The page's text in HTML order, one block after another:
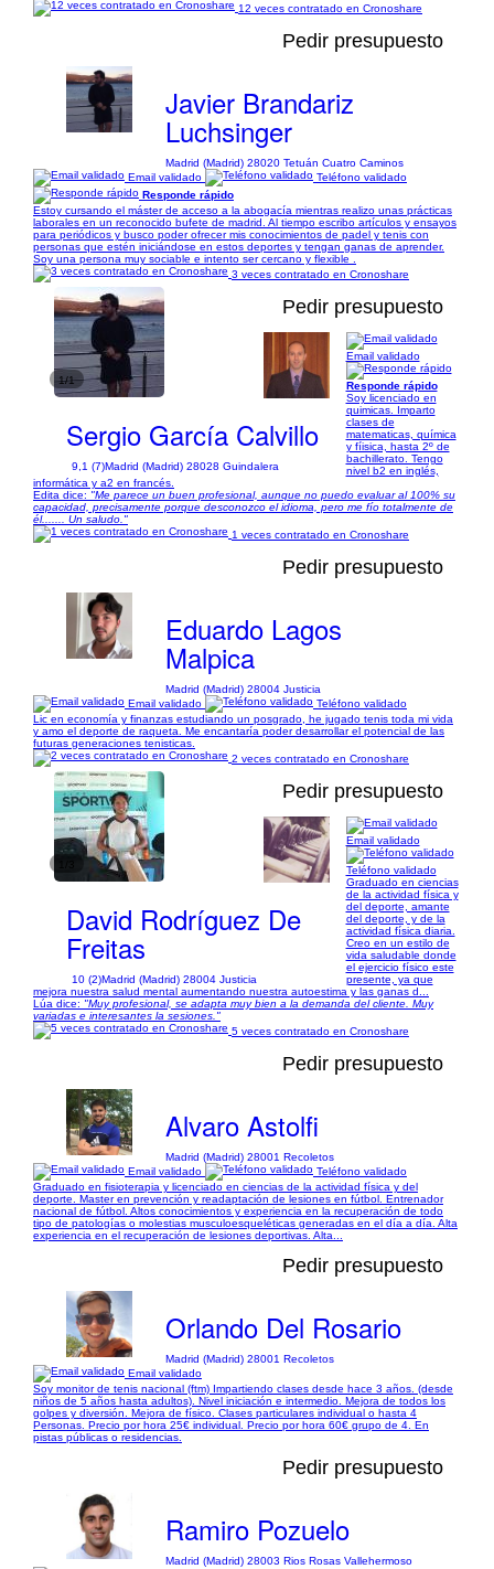
12 veces contratado en Cronoshare
Pedir presupuesto
Javier Brandariz
Luchsinger
Madrid (Madrid) 28020 Tetuán Cuatro Caminos
Email validado
Teléfono validado
Responde rápido
Estoy cursando el máster de acceso a la abogacía mientras realizo unas prácticas
laborales en un reconocido bufete de madrid. Al tiempo escribo artículos y ensayos
para periódicos y busco poder ofrecer mis conocimientos de padel y tenis con
personas que estén iniciándose en estos deportes y tengan ganas de aprender.
Soy una persona muy sociable e intento ser cercano y flexible .
3 veces contratado en Cronoshare
1/1
Pedir presupuesto
Sergio García Calvillo
9,1 (7)Madrid (Madrid) 28028 Guindalera
Email validado
Responde rápido
Soy licenciado en
quimicas. Imparto
clases de
matematicas, química
y fíisica, hasta 2º de
bachillerato. Tengo
nivel b2 en inglés,
informática y a2 en francés.
Edita dice: "Me parece un buen profesional, aunque no puedo evaluar al 100% su
capacidad, precisamente porque desconozco el idioma, pero me fío totalmente de
él....... Un saludo."
1 veces contratado en Cronoshare
Pedir presupuesto
Eduardo Lagos
Malpica
Madrid (Madrid) 28004 Justicia
Email validado
Teléfono validado
Lic en economía y finanzas estudiando un posgrado, he jugado tenis toda mi vida
y amo el deporte de raqueta. Me encantaría poder desarrollar el potencial de las
futuras generaciones tenisticas.
2 veces contratado en Cronoshare
Pedir presupuesto
David Rodríguez De
Freitas
10 (2)Madrid (Madrid) 28004 Justicia
Email validado
Teléfono validado
Graduado en ciencias
de la actividad física y
del deporte, amante
del deporte, y de la
actividad física diaria.
Creo en un estilo de
vida saludable donde
el ejercicio físico este
presente, ya que
mejora nuestra salud mental aumentando nuestra autoestima y las ganas d...
Lúa dice: "Muy profesional, se adapta muy bien a la demanda del cliente. Muy
variadas e interesantes la sesiones."
5 veces contratado en Cronoshare
Pedir presupuesto
Alvaro Astolfi
Madrid (Madrid) 28001 Recoletos
Email validado
Teléfono validado
Graduado en fisioterapia y licenciado en ciencias de la actividad física y del
deporte. Master en prevención y readaptación de lesiones en fútbol. Entrenador
nacional de fútbol. Altos conocimientos y experiencia en la recuperación de todo
tipo de patologías o molestias musculoesqueléticas generadas en el día a día. Alta
experiencia en el recuperación de lesiones deportivas. Alta...
Pedir presupuesto
Orlando Del Rosario
Madrid (Madrid) 28001 Recoletos
Email validado
Soy monitor de tenis nacional (ftm) Impartiendo clases desde hace 3 años. (desde
niños de 5 años hasta adultos). Nivel iniciación e intermedio. Mejora de todos los
golpes y diversión. Mejora de físico. Clases particulares individual o hasta 4
Personas. Precio por hora 25€ individual. Precio por hora 60€ grupo de 4. En
pistas públicas o residencias.
Pedir presupuesto
Ramiro Pozuelo
Madrid (Madrid) 28003 Rios Rosas Vallehermoso